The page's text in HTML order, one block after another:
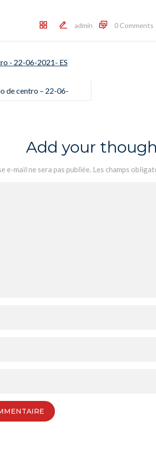
admin 0 Comments
- 22-06-2021- ES
de centro – 22-06-
Add your
e-mail ne sera pas publiée. Les champs